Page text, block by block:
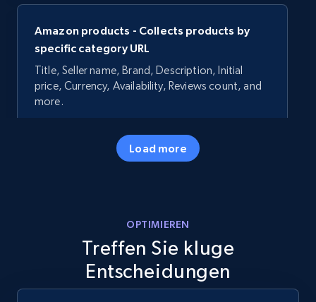
Amazon products - Collects products by
specific category URL
Title, Seller name, Brand, Description, Initial
price, Currency, Availability, Reviews count, and
more.
5.7K+ Jetzt anfangen
specific keywords
Title, Seller name, Brand, Description, Initial
price, Currency, Availability, Reviews count, and
Load more
OPTIMIEREN
Treffen Sie kluge
Entscheidungen